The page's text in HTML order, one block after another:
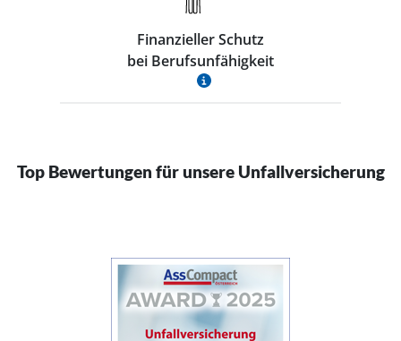
Finanzieller Schutz
bei Berufsunfähigkeit
Top Bewertungen für unsere Unfallversicherung